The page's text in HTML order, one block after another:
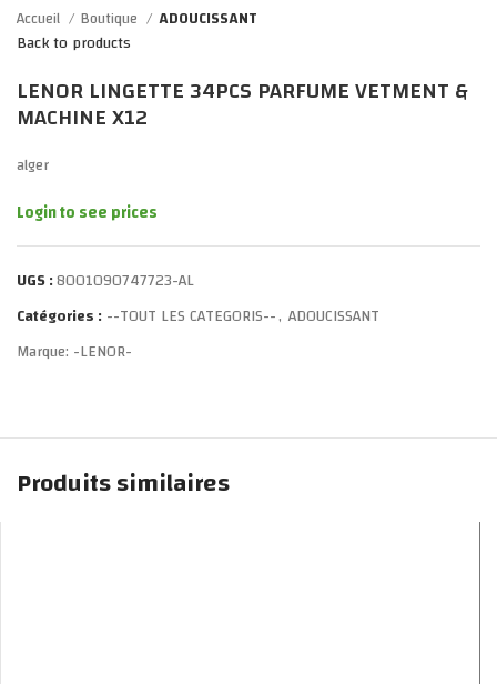
Accueil Boutique ADOUCISSANT
Back to products
LENOR LINGETTE 34PCS PARFUME VETMENT &
MACHINE X12
alger
Login to see prices
UGS :8001090747723-AL
Catégories :--TOUT LES CATEGORIS--, ADOUCISSANT
Marque: -LENOR-
Produits similaires